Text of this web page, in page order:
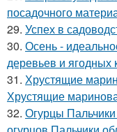
посадочного
29. Успех в
30. Осень -
деревьев и ягодных
31. Хрустящие
Хрустящие
32. Огурцы